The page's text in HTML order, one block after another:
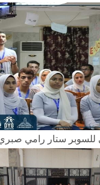
رامي صبري بحضور 120 ألف